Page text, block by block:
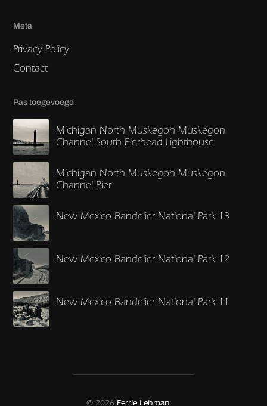
Meta
Privacy Policy
Contact
Pas toegevoegd
Michigan North Muskegon Muskegon
Channel South Pierhead Lighthouse
Michigan North Muskegon Muskegon
Channel Pier
New Mexico Bandelier National Park 13
New Mexico Bandelier National Park 12
New Mexico Bandelier National Park 11
© 2026 Ferrie Lehman